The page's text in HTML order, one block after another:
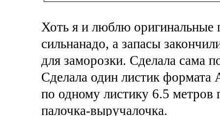
Хоть я и люблю оригинальные
сильнанадо, а запасы
для заморозки. Сделала сама
Сделала один листик
по одному листику 6.5 метров
палочка-выручалочка.